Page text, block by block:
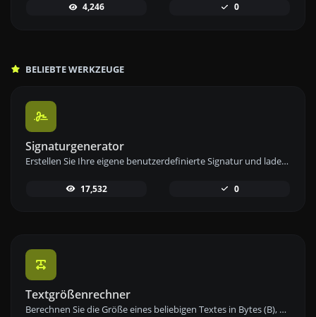
4,246 0
BELIEBTE WERKZEUGE
Signaturgenerator
Erstellen Sie Ihre eigene benutzerdefinierte Signatur und laden Sie sie einfach mit unserem Signaturgenerator-Tool für personalisierte E-Signaturen herunter.
17,532 0
Textgrößenrechner
Berechnen Sie die Größe eines beliebigen Textes in Bytes (B), Kilobytes (KB) oder Megabytes (MB) mit unserem Textgrößenrechner.